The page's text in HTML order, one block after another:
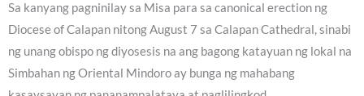
Sa kanyang pagninilay sa Misa para sa canonical erection ng
Diocese of Calapan nitong August 7 sa Calapan Cathedral, sinabi
ng unang obispo ng diyosesis na ang bagong katayuan ng lokal na
Simbahan ng Oriental Mindoro ay bunga ng mahabang